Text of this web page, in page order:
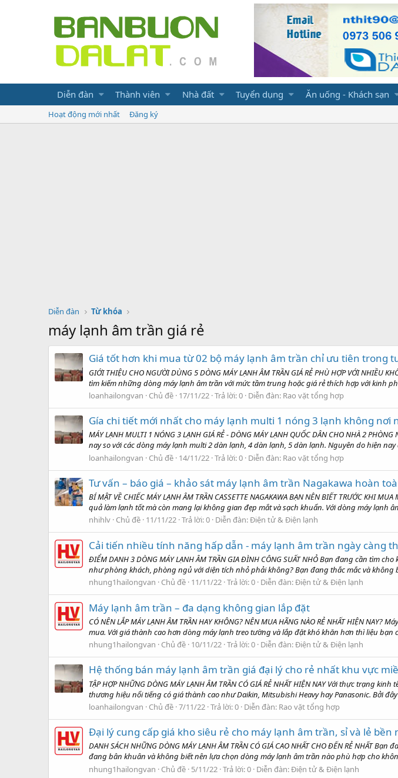
Diễn đàn Thành viên Nhà đất Tuyển dụng Ăn uống - Khách sạn
Hoạt động mới nhất Đăng ký
Diễn đàn Từ khóa
máy lạnh âm trần giá rẻ
Giá tốt hơn khi mua từ 02 bộ máy lạnh âm trần chỉ ưu tiên trong
GIỚI THIỆU CHO NGƯỜI DÙNG 5 DÒNG MÁY LẠNH ÂM TRẦN GIÁ RẺ PHÙ HỢP VỚI
tìm kiếm những dòng máy lạnh âm trần với mức tầm trung hoặc giá rẻ thích hợp với kinh
loanhailongvan
Chủ đề 17/11/22 Trả lời: 0 Diễn đàn: Rao vặt tổng hợp
Gía chi tiết mới nhất cho máy lạnh multi 1 nóng 3 lạnh không nơi
MÁY LẠNH MULTI 1 NÓNG 3 LẠNH GIÁ RẺ - DÒNG MÁY LẠNH QUỐC DÂN CHO NHÀ 2
nay so với các dòng máy lạnh multi 2 dàn lạnh, 4 dàn lạnh, 5 dàn lạnh. Nguyên do hiện
loanhailongvan
Chủ đề 14/11/22 Trả lời: 0 Diễn đàn: Rao vặt tổng hợp
Tư vấn – báo giá – khảo sát máy lạnh âm trần Nagakawa hoàn
BÍ MẬT VỀ CHIẾC MÁY LẠNH ÂM TRẦN CASSETTE NAGAKAWA BẠN NÊN BIẾT TRƯỚC
quả làm lạnh tốt mà còn mang lại không gian đẹp mắt và sạch khuẩn. Với dòng máy lạnh
nhihlv Chủ đề 11/11/22 Trả lời: 0 Diễn đàn:Điện tử & Điện lạnh
Cải tiến nhiều tính năng hấp dẫn - máy lạnh âm trần ngày càng
ĐIỂM DANH 3 DÒNG MÁY LẠNH ÂM TRẦN GIA ĐÌNH CÔNG SUẤT NHỎ Bạn đang cần
như phòng khách, phòng ngủ với diện tích nhỏ phải không? Bạn đang thắc mắc và không
nhung1hailongvan
Chủ đề 11/11/22 Trả lời: 0 Diễn đàn:Điện tử & Điện lạnh
Máy lạnh âm trần – đa dạng không gian lắp đặt
CÓ NÊN LẮP MÁY LẠNH ÂM TRẦN HAY KHÔNG? NÊN MUA HÃNG NÀO RẺ NHẤT HIỆN
mua. Với giá thành cao hơn dòng máy lạnh treo tường và lắp đặt khó khăn hơn thì liệu bạn
nhung1hailongvan
Chủ đề 10/11/22 Trả lời: 0 Diễn đàn:Điện tử & Điện lạnh
Hệ thống bán máy lạnh âm trần giá đại lý cho rẻ nhất khu vực
TẬP HỢP NHỮNG DÒNG MÁY LẠNH ÂM TRẦN CÓ GIÁ RẺ NHẤT HIỆN NAY Với thực
thương hiệu nổi tiếng có giá thành cao như Daikin, Mitsubishi Heavy hay Panasonic. Bởi
loanhailongvan
Chủ đề 7/11/22 Trả lời: 0 Diễn đàn: Rao vặt tổng hợp
Đại lý cung cấp giá kho siêu rẻ cho máy lạnh âm trần, sỉ và lẻ bền
DANH SÁCH NHỮNG DÒNG MÁY LẠNH ÂM TRẦN CÓ GIÁ CAO NHẤT CHO ĐẾN RẺ
đang bân khuân và không biết nên lựa chọn dòng máy lạnh âm trần nào phù hợp cho
nhung1hailongvan
Chủ đề 5/11/22 Trả lời: 0 Diễn đàn:Điện tử & Điện lạnh